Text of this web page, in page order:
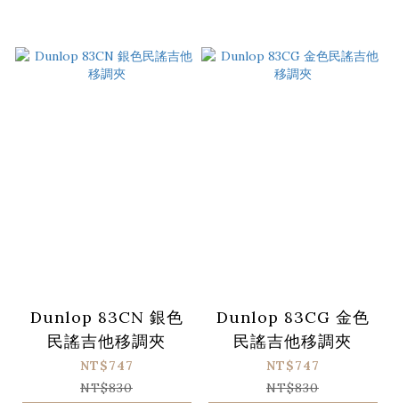
Dunlop 83CN 銀色
民謠吉他移調夾
NT$747
NT$830
Dunlop 83CG 金色
民謠吉他移調夾
NT$747
NT$830